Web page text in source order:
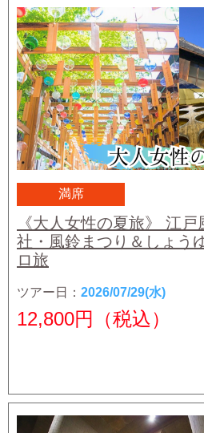
満席
《大人女性の夏旅》 江
社・風鈴まつり＆しょう
ロ旅
ツアー日： 2026/07/29(水)
12,800円（税込）